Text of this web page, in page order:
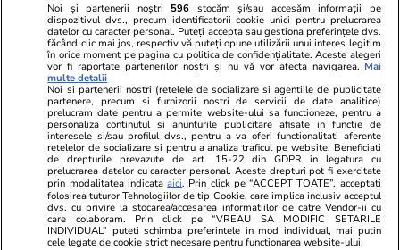
TRENDING
Știri România 10:56
Ploi torențiale, grindină și vijelii în 34 de județe
și București. Harta zonelor care rămân sub
alertă de căldură extremă până vineri
dimineață
Știri România 07:00
Noi și partenerii noștri 596 stocăm și/sau accesăm informații pe
dispozitivul dvs., precum identificatorii cookie unici pentru prelucrarea
datelor cu caracter personal. Puteți accepta sau gestiona preferințele dvs.
făcând clic mai jos, respectiv vă puteți opune utilizării unui interes legitim
în orice moment pe pagina cu politica de confidențialitate. Aceste alegeri
vor fi raportate partenerilor noștri și nu vă vor afecta navigarea. Mai
multe detalii
Noi si partenerii nostri (retelele de socializare si agentiile de publicitate
partenere, precum si furnizorii nostri de servicii de date analitice)
prelucram date pentru a permite website-ului sa functioneze, pentru a
personaliza continutul si anunturile publicitare afisate in functie de
interesele si/sau profilul dvs., pentru a va oferi functionalitati aferente
retelelor de socializare si pentru a analiza traficul pe website. Beneficiati
de drepturile prevazute de art. 15-22 din GDPR in legatura cu
prelucrarea datelor cu caracter personal. Aceste drepturi pot fi exercitate
prin modalitatea indicataaici. Prin click pe “ACCEPT TOATE”, acceptati
folosirea tuturor Tehnologiilor de tip Cookie, care implica inclusiv acceptul
dvs. cu privire la stocarea/accesarea informatiilor de catre Vendor-ii cu
care colaboram. Prin click pe “VREAU SA MODIFIC SETARILE
INDIVIDUAL” puteti schimba preferintele in mod individual, mai putin
cele legate de cookie strict necesare pentru functionarea website-ului.